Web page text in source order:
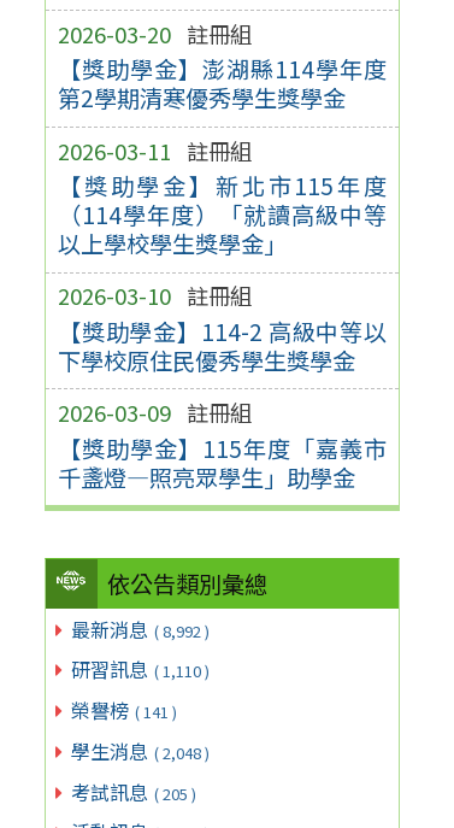
2026-03-20 註冊組
【獎助學金】澎湖縣114學年度
第2學期清寒優秀學生獎學金
2026-03-11 註冊組
【獎助學金】新北市115年度
（114學年度）「就讀高級中等
以上學校學生獎學金」
2026-03-10 註冊組
【獎助學金】114-2 高級中等以
下學校原住民優秀學生獎學金
2026-03-09 註冊組
【獎助學金】115年度「嘉義市
千盞燈—照亮眾學生」助學金
依公告類別彙總
最新消息 ( 8,992 )
研習訊息 ( 1,110 )
榮譽榜 ( 141 )
學生消息 ( 2,048 )
考試訊息 ( 205 )